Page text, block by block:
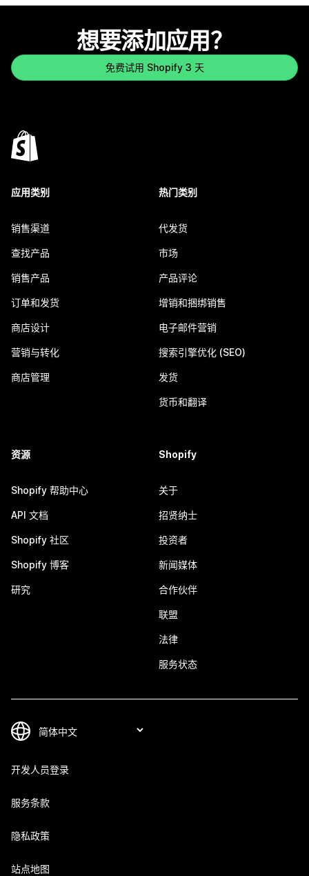
想要添加应用？
免费试用 Shopify 3 天
应用类别
销售渠道
查找产品
销售产品
订单和发货
商店设计
营销与转化
商店管理
热门类别
代发货
市场
产品评论
增销和捆绑销售
电子邮件营销
搜索引擎优化 (SEO)
发货
货币和翻译
资源
Shopify 帮助中心
API 文档
Shopify 社区
Shopify 博客
研究
Shopify
关于
招贤纳士
投资者
新闻媒体
合作伙伴
联盟
法律
服务状态
开发人员登录
服务条款
隐私政策
站点地图